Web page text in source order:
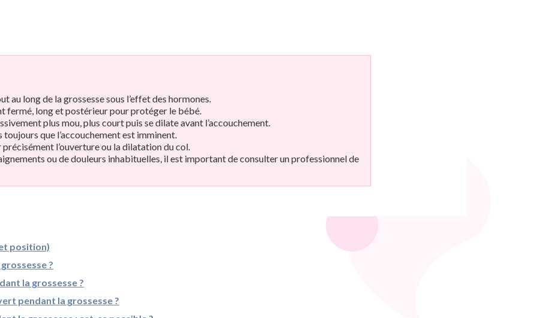
au long de la grossesse sous l’effet des hormones.
fermé, long et postérieur pour protéger le bébé.
plus mou, plus court puis se dilate avant l’accouchement.
que l’accouchement est imminent.
précisément l’ouverture ou la dilatation du col.
ou de douleurs inhabituelles, il est important de consulter un professionnel de
position)
?
la grossesse ?
pendant la grossesse ?